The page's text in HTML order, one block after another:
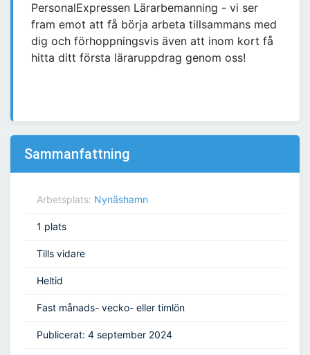
PersonalExpressen Lärarbemanning - vi ser
fram emot att få börja arbeta tillsammans med
dig och förhoppningsvis även att inom kort få
hitta ditt första läraruppdrag genom oss!
Sammanfattning
Arbetsplats: Nynäshamn
1 plats
Tills vidare
Heltid
Fast månads- vecko- eller timlön
Publicerat: 4 september 2024